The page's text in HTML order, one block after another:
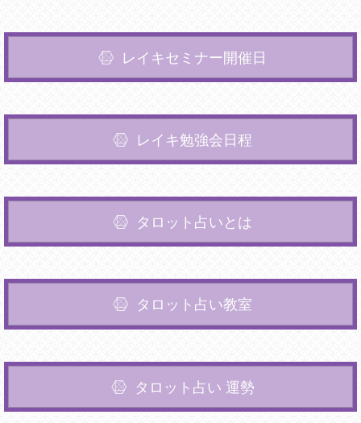
レイキセミナー開催日
レイキ勉強会日程
タロット占いとは
タロット占い教室
タロット占い 運勢